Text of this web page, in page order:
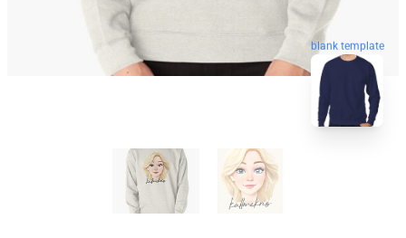
blank template